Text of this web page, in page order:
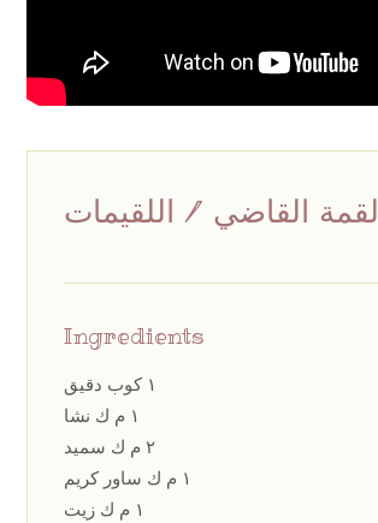
لقمة القاضي / اللقيمات
Ingredients
١ كوب دقيق
١ م ك نشا
٢ م ك سميد
١ م ك ساور كريم
١ م ك زيت